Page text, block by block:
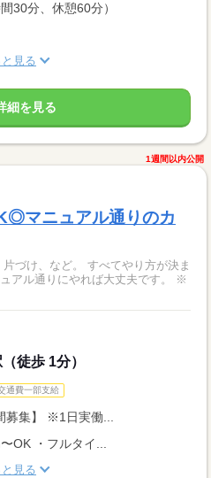
30分、休憩60分）
と見る
細を見る
1週間以内公開
マニュアル通りのカ
すべてやり方が決ま
ル通りにやれば大丈夫です。 ※
徒歩 1分）
通費一部支給
募集】 ※1日実働...
OK ・フルタイ...
と見る